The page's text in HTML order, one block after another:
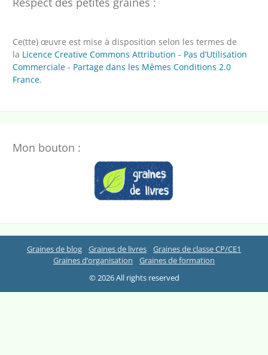
Ce(tte) œuvre est mise à disposition selon les termes de
la Licence Creative Commons Attribution - Pas d’Utilisation
Commerciale - Partage dans les Mêmes Conditions 2.0
France.
Mon bouton :
Graines de blog Graines de livres
Graines de classe CP/CE1
Graines d’organisation
Graines de formation
© 2026 All rights reserved